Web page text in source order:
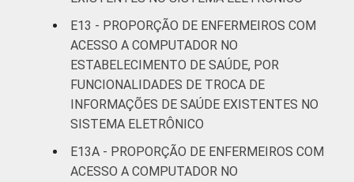
E13 - PROPORÇÃO DE ENFERMEIROS COM
ACESSO A COMPUTADOR NO
ESTABELECIMENTO DE SAÚDE, POR
FUNCIONALIDADES DE TROCA DE
INFORMAÇÕES DE SAÚDE EXISTENTES NO
SISTEMA ELETRÔNICO
E13A - PROPORÇÃO DE ENFERMEIROS COM
ACESSO A COMPUTADOR NO